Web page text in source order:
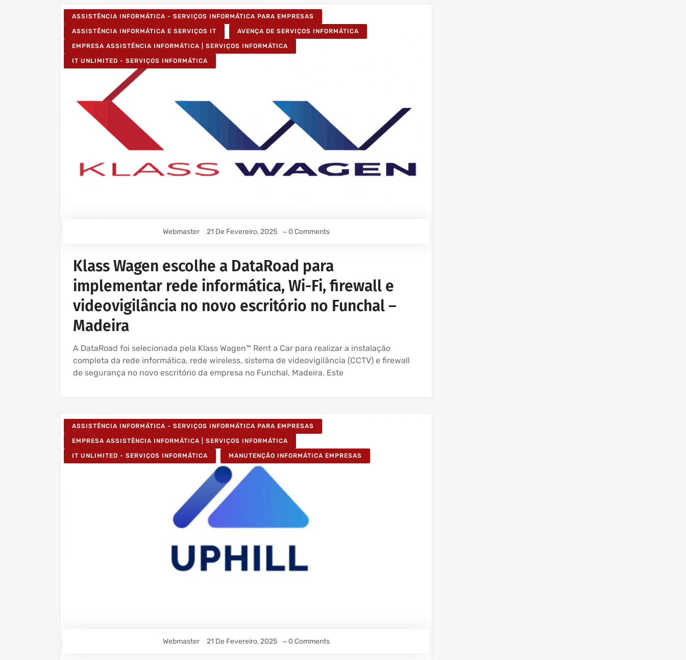
ASSISTÊNCIA INFORMÁTICA - SERVIÇOS INFORMÁTICA PARA EMPRESAS
ASSISTÊNCIA INFORMÁTICA E SERVIÇOS IT AVENÇA DE SERVIÇOS INFORMÁTICA
EMPRESA ASSISTÊNCIA INFORMÁTICA | SERVIÇOS INFORMÁTICA
IT UNLIMITED - SERVIÇOS INFORMÁTICA
Webmaster 21 De Fevereiro, 2025 0 Comments
Klass Wagen escolhe a DataRoad para
implementar rede informática, Wi-Fi, firewall e
videovigilância no novo escritório no Funchal –
Madeira
A DataRoad foi selecionada pela Klass Wagen™ Rent a Car para realizar a instalação
completa da rede informática, rede wireless, sistema de videovigilância (CCTV) e firewall
de segurança no novo escritório da empresa no Funchal, Madeira. Este
ASSISTÊNCIA INFORMÁTICA - SERVIÇOS INFORMÁTICA PARA EMPRESAS
EMPRESA ASSISTÊNCIA INFORMÁTICA | SERVIÇOS INFORMÁTICA
IT UNLIMITED - SERVIÇOS INFORMÁTICA MANUTENÇÃO INFORMÁTICA EMPRESAS
Webmaster 21 De Fevereiro, 2025 0 Comments